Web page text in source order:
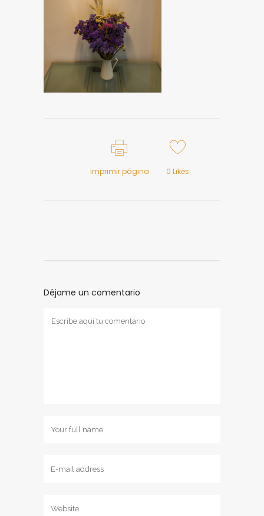
Imprimir página 0 Likes
Déjame un comentario